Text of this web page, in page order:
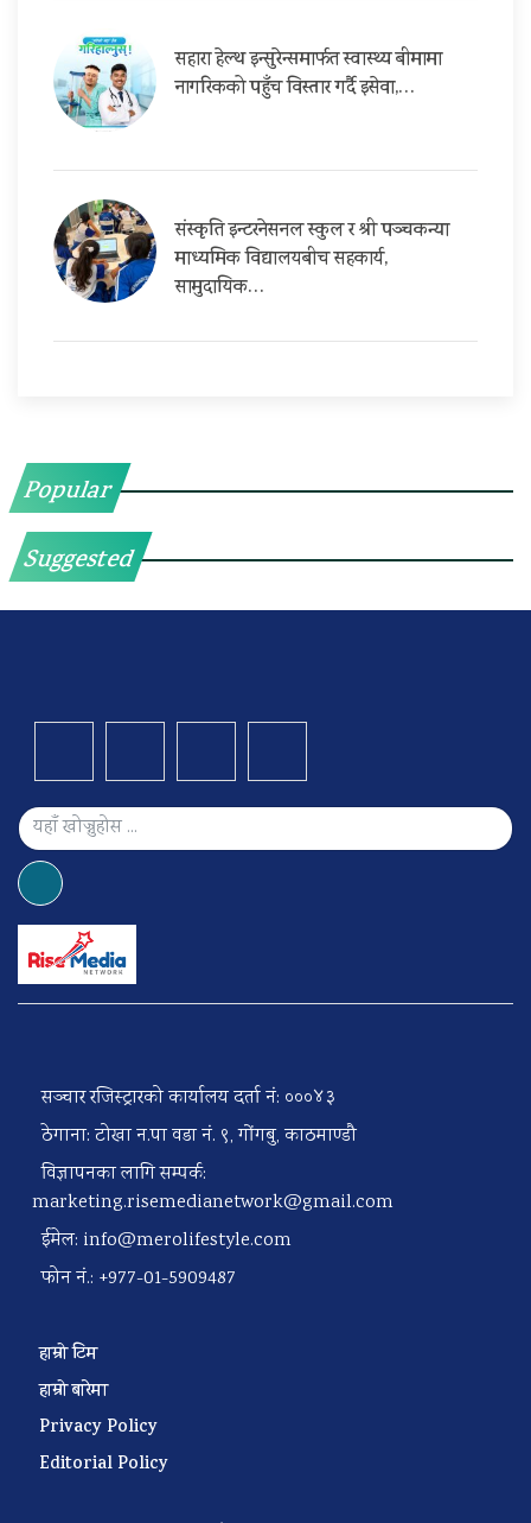
सहारा हेल्थ इन्सुरेन्समार्फत स्वास्थ्य बीमामा
नागरिकको पहुँच विस्तार गर्दै इसेवा,…
संस्कृति इन्टरनेसनल स्कुल र श्री पञ्चकन्या
माध्यमिक विद्यालयबीच सहकार्य,
सामुदायिक…
Popular
Suggested
सञ्चार रजिस्ट्रारको कार्यालय दर्ता नं: ०००४३
ठेगाना: टोखा न.पा वडा नं. ९, गोंगबु, काठमाण्डौ
विज्ञापनका लागि सम्पर्क:
marketing.risemedianetwork@gmail.com
ईमेल: info@merolifestyle.com
फोन नं.: +977-01-5909487
हाम्रो टिम
हाम्रो बारेमा
Privacy Policy
Editorial Policy